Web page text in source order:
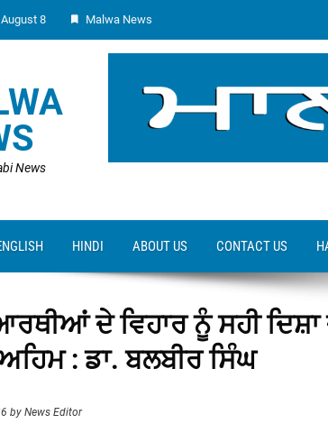
8 Malwa News
News
HINDI ABOUT US CONTACT US
ਦੇ ਵਿਹਾਰ ਨੂੰ ਸਹੀ
: ਡਾ. ਬਲਬੀਰ ਸਿੰਘ
by News Editor